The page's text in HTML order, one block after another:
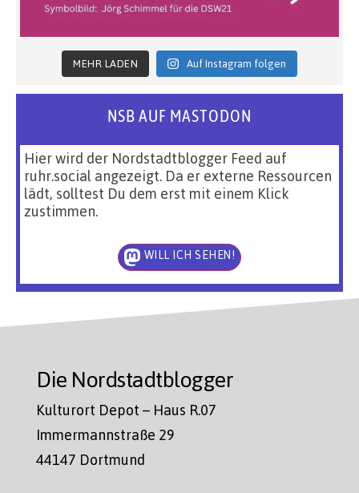
MEHR LADEN Auf Instagram folgen
NSB AUF MASTODON
Hier wird der Nordstadtblogger Feed auf
ruhr.social angezeigt. Da er externe Ressourcen
lädt, solltest Du dem erst mit einem Klick
zustimmen.
WILL ICH SEHEN!
Die Nordstadtblogger
Kulturort Depot – Haus R.07
Immermannstraße 29
44147 Dortmund